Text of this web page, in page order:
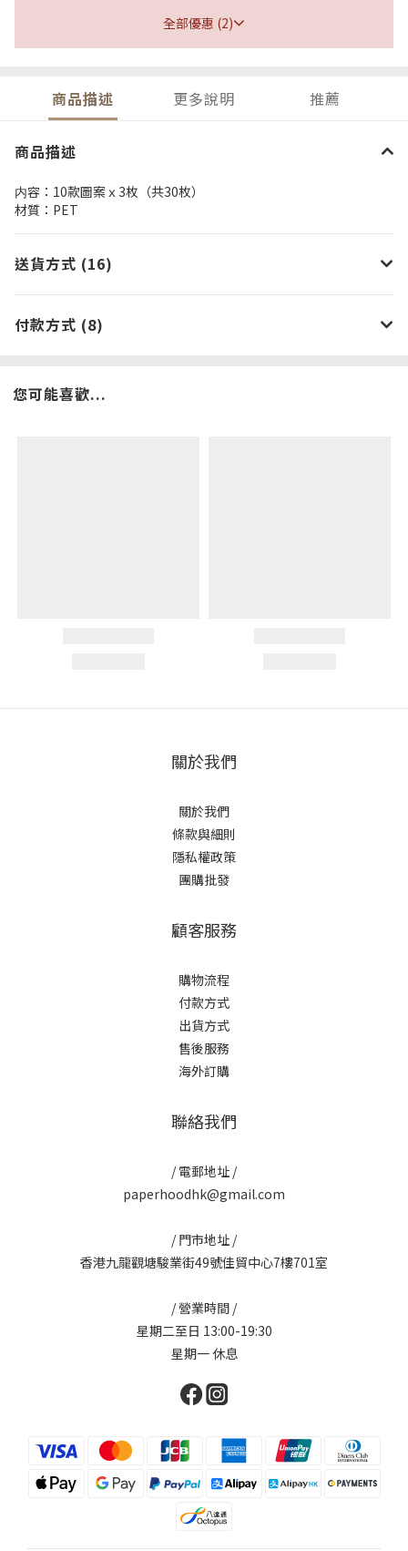
全部優惠 (2)
商品描述 更多說明 推薦
商品描述
内容：10款圖案ｘ3枚（共30枚）
材質：PET
送貨方式 (16)
付款方式 (8)
您可能喜歡...
關於我們
關於我們
條款與細則
隱私權政策
團購批發
顧客服務
購物流程
付款方式
出貨方式
售後服務
海外訂購
聯絡我們
/ 電郵地址 /
paperhoodhk@gmail.com
/ 門市地址 /
香港九龍觀塘駿業街49號佳貿中心7樓701室
/ 營業時間 /
星期二至日 13:00-19:30
星期一 休息